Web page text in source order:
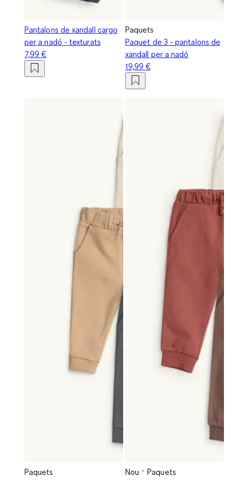
Pantalons de xandall cargo
per a nadó - texturats
7,99 €
Paquets
Paquet de 3 - pantalons de
xandall per a nadó
19,99 €
Paquets
Nou
Paquets